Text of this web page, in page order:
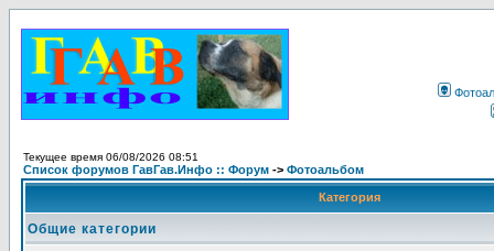
Текущее время 06/08/2026 08:51
Список форумов ГавГав.Инфо :: Форум -> Фотоальбом
Категория
Общие категории